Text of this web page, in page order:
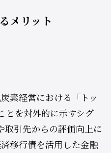
メリット
素経営における「トッ
とを対外的に示すシグ
取引先からの評価向上に
移行債を活用した金融